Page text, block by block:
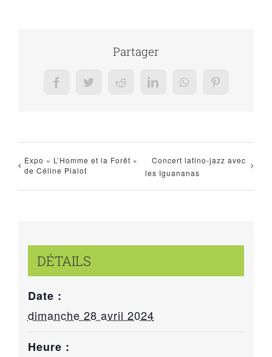
Partager
FacebookTwitterRedditLinkedInWhatsAppPinterest
Expo « L’Homme et la Forêt »
de Céline Pialot
Concert latino-jazz avec
les Iguananas
DÉTAILS
Date :
dimanche 28 avril 2024
Heure :